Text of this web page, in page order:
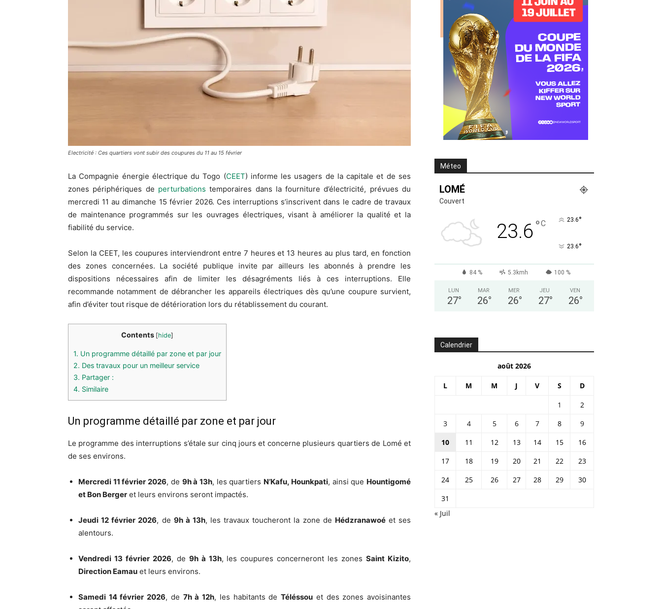
Electricité : Ces quartiers vont subir des coupures du 11 au 15 février
La Compagnie énergie électrique du Togo (CEET) informe les usagers de la capitale et de ses
zones périphériques de perturbations temporaires dans la fourniture d’électricité, prévues du
mercredi 11 au dimanche 15 février 2026. Ces interruptions s’inscrivent dans le cadre de travaux
de maintenance programmés sur les ouvrages électriques, visant à améliorer la qualité et la
fiabilité du service.
Selon la CEET, les coupures interviendront entre 7 heures et 13 heures au plus tard, en fonction
des zones concernées. La société publique invite par ailleurs les abonnés à prendre les
dispositions nécessaires afin de limiter les désagréments liés à ces interruptions. Elle
recommande notamment de débrancher les appareils électriques dès qu’une coupure survient,
afin d’éviter tout risque de détérioration lors du rétablissement du courant.
Contents [hide]
1. Un programme détaillé par zone et par jour
2. Des travaux pour un meilleur service
3. Partager :
4. Similaire
Un programme détaillé par zone et par jour
Le programme des interruptions s’étale sur cinq jours et concerne plusieurs quartiers de Lomé et
de ses environs.
Mercredi 11 février 2026, de 9h à 13h, les quartiers N’Kafu, Hounkpati, ainsi que Hountigomé
et Bon Berger et leurs environs seront impactés.
Jeudi 12 février 2026, de 9h à 13h, les travaux toucheront la zone de Hédzranawoéet ses
alentours.
Vendredi 13 février 2026, de 9h à 13h, les coupures concerneront les zonesSaint Kizito,
Direction Eamau et leurs environs.
Samedi 14 février 2026, de 7h à 12h, les habitants deTéléssou et des zones avoisinantes
Méteo
LOMÉ
Couvert
23.6°C 23.6°
23.6°
84 % 5.3kmh 100 %
LUN
27°
MAR
26°
MER
26°
JEU
27°
VEN
26°
Calendrier
août 2026
L M M J V S D
1
2
3
4 5 6 7 8
9
10
11 12 13 14 15
16
17
18 19 20 21 22
23
24
25 26 27 28 29
30
31
« Juil